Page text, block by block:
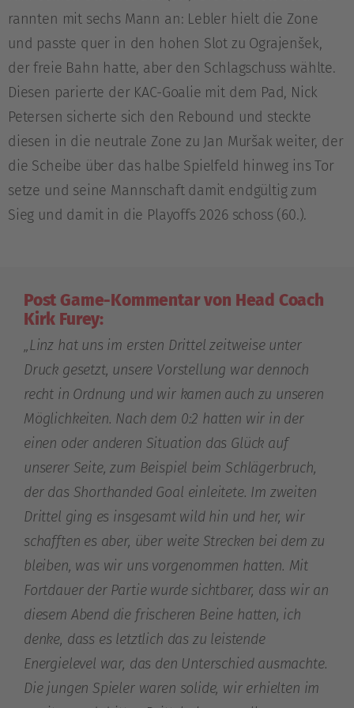
rannten mit sechs Mann an: Lebler hielt die Zone
und passte quer in den hohen Slot zu Ograjenšek,
der freie Bahn hatte, aber den Schlagschuss wählte.
Diesen parierte der KAC-Goalie mit dem Pad, Nick
Petersen sicherte sich den Rebound und steckte
diesen in die neutrale Zone zu Jan Muršak weiter, der
die Scheibe über das halbe Spielfeld hinweg ins Tor
setze und seine Mannschaft damit endgültig zum
Sieg und damit in die Playoffs 2026 schoss (60.).
Post Game-Kommentar von Head Coach
Kirk Furey:
„Linz hat uns im ersten Drittel zeitweise unter
Druck gesetzt, unsere Vorstellung war dennoch
recht in Ordnung und wir kamen auch zu unseren
Möglichkeiten. Nach dem 0:2 hatten wir in der
einen oder anderen Situation das Glück auf
unserer Seite, zum Beispiel beim Schlägerbruch,
der das Shorthanded Goal einleitete. Im zweiten
Drittel ging es insgesamt wild hin und her, wir
schafften es aber, über weite Strecken bei dem zu
bleiben, was wir uns vorgenommen hatten. Mit
Fortdauer der Partie wurde sichtbarer, dass wir an
diesem Abend die frischeren Beine hatten, ich
denke, dass es letztlich das zu leistende
Energielevel war, das den Unterschied ausmachte.
Die jungen Spieler waren solide, wir erhielten im